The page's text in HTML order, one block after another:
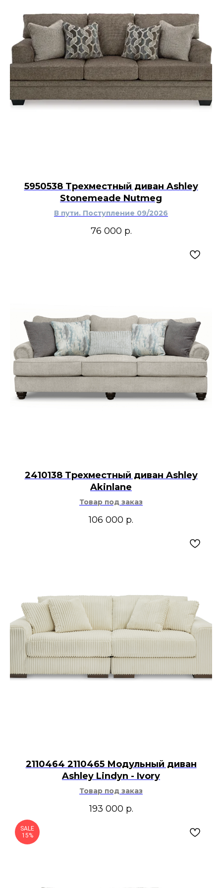
5950538 Трехместный диван Ashley
Stonemeade Nutmeg
В пути. Поступление 09/2026
76 000 р.
2410138 Трехместный диван Ashley
Akinlane
Товар под заказ
106 000 р.
2110464 2110465 Модульный диван
Ashley Lindyn - Ivory
Товар под заказ
193 000 р.
SALE
15%